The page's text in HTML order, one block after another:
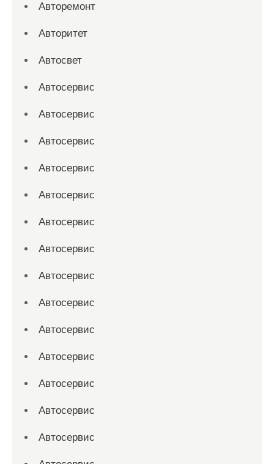
Авторемонт
Авторитет
Автосвет
Автосервис
Автосервис
Автосервис
Автосервис
Автосервис
Автосервис
Автосервис
Автосервис
Автосервис
Автосервис
Автосервис
Автосервис
Автосервис
Автосервис